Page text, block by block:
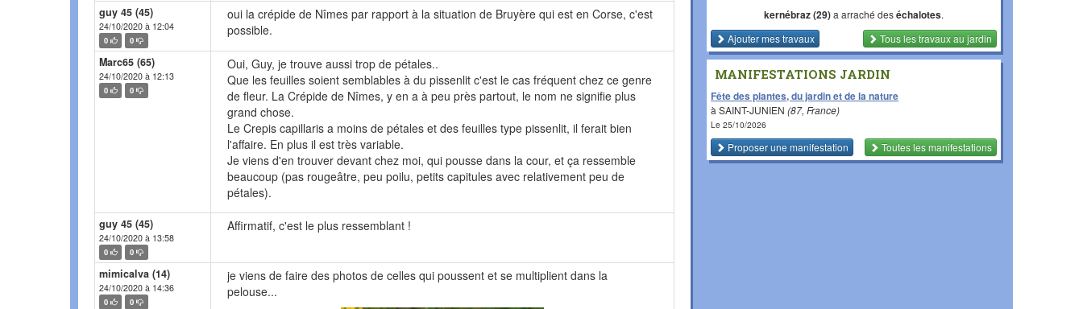
guy 45 (45)
24/10/2020 à 12:04
0 0
oui la crépide de Nîmes par rapport à la situation de Bruyère qui est en Corse, c'est
possible.
Marc65 (65)
24/10/2020 à 12:13
0 0
Oui, Guy, je trouve aussi trop de pétales..
Que les feuilles soient semblables à du pissenlit c'est le cas fréquent chez ce genre
de fleur. La Crépide de Nîmes, y en a à peu près partout, le nom ne signifie plus
grand chose.
Le Crepis capillaris a moins de pétales et des feuilles type pissenlit, il ferait bien
l'affaire. En plus il est très variable.
Je viens d'en trouver devant chez moi, qui pousse dans la cour, et ça ressemble
beaucoup (pas rougeâtre, peu poilu, petits capitules avec relativement peu de
pétales).
guy 45 (45)
24/10/2020 à 13:58
0 0
Affirmatif, c'est le plus ressemblant !
mimicalva (14)
24/10/2020 à 14:36
0 0
je viens de faire des photos de celles qui poussent et se multiplient dans la
pelouse...
kernébraz (29)a arraché deséchalotes.
Ajouter mes travaux
Tous les travauxau jardin
MANIFESTATIONS JARDIN
Fête des plantes, du jardin et de la nature
à SAINT-JUNIEN (87, France)
Le 25/10/2026
Proposer une manifestation Toutes les manifestations